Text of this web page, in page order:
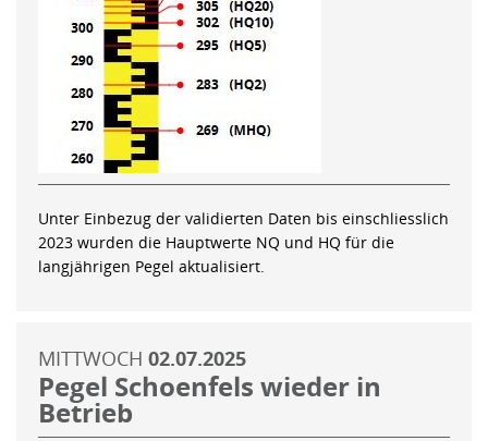
Unter Einbezug der validierten Daten bis einschliesslich
2023 wurden die Hauptwerte NQ und HQ für die
langjährigen Pegel aktualisiert.
MITTWOCH 02.07.2025
Pegel Schoenfels wieder in
Betrieb